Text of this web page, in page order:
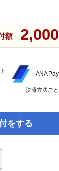
額
をする
ANA Pay
決済方法ご